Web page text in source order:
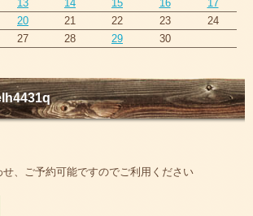
13 14 15 16
17
20 21 22 23
24
27 28 29 30
、ご予約可能ですのでご利用ください